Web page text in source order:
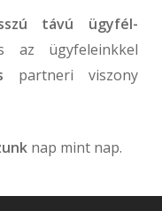
távú ügyfél-
az ügyfeleinkkel
partneri viszony
nap mint nap.